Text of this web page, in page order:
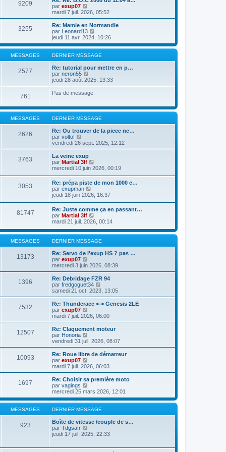
s
s
a
e
r
n
r
m
e
s
a
e
e
d
e
r
n
i
e
r
m
s
s
a
e
9209
par exup07
o
i
r
e
e
r
n
i
e
r
s
a
g
e
mardi 7 juil. 2026, 05:52
3255
Re: Mamie en Normandie
par Leonard13
o
i
r
l
e
d
r
n
m
e
s
s
a
g
e
jeudi 11 avr. 2024, 10:26
MESSAGES DERNIER MESSAGE
2577
Re: tutorial pour mettre en p…
par neron55
o
i
r
l
d
e
r
i
r
m
s
s
a
g
e
jeudi 28 août 2025, 13:33
761 Pas de message
MESSAGES DERNIER MESSAGE
2626
Re: Ou trouver de la piece ne…
par voltof
o
i
r
l
e
d
e
r
n
i
e
r
m
e
s
a
e
vendredi 26 sept. 2025, 12:12
3763
La veine exup
par Martial 3lf
o
r
l
e
d
e
r
i
e
r
m
e
s
a
g
e
mercredi 10 juin 2026, 00:19
3053
Re: prépa piste de mon 1000 e…
par exupman
o
l
e
d
e
r
n
i
e
m
e
s
s
a
g
e
jeudi 18 juin 2026, 16:37
81747
Re: Juste comme ça en passant…
par Martial 3lf
o
r
l
d
e
r
n
i
e
r
m
e
s
a
g
e
mardi 21 juil. 2026, 00:14
MESSAGES DERNIER MESSAGE
13173
Re: Servo de l'exup HS ? pas …
par exup07
o
i
r
l
e
r
n
i
r
e
s
s
g
e
mercredi 3 juin 2026, 08:39
1396
Re: Debridage FZR 94
par fredgoguet34
o
i
r
e
r
n
i
e
r
e
s
s
g
e
samedi 21 oct. 2023, 13:05
7532
Re: Thunderace <-> Genesis 2LE
par exup07
o
i
r
e
r
n
i
r
e
s
a
e
mardi 7 juil. 2026, 06:00
12507
Re: Claquement moteur
par Honoria
o
i
r
e
r
i
e
r
m
s
s
a
e
vendredi 31 juil. 2026, 08:07
10093
Re: Roue libre de démarreur
par exup07
o
i
r
e
e
r
n
i
r
s
mardi 7 juil. 2026, 06:03
1697
Re: Choisir sa première moto
par vagings
o
i
r
l
e
d
r
mercredi 25 mars 2026, 12:01
MESSAGES DERNIER MESSAGE
923
Boîte de vitesse /couple de s…
par Tdgsafr
o
jeudi 17 juil. 2025, 22:33